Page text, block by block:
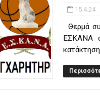
Β φάση Στο f4 ΑΕ
15.4.24
Θερμά
ΕΣΚΑΝΑ